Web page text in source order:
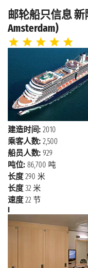
2028年2月28日
上午6:00 - 下午
2028年2月29日
2028年2月29日
下午12:00 - 下
2028年3月1日
2028年3月2日
上午8:00 - 下午
2028年3月3日
2028年3月4日
2028年3月5日
上午8:00 - 下
2028年3月6日
邮轮船只信息 新
Amsterdam)
建造时间: 2010
乘客人数: 2,500
船员人数: 929
吨位: 86,700 吨
长度 290 米
长度 32 米
速度 22 节
I